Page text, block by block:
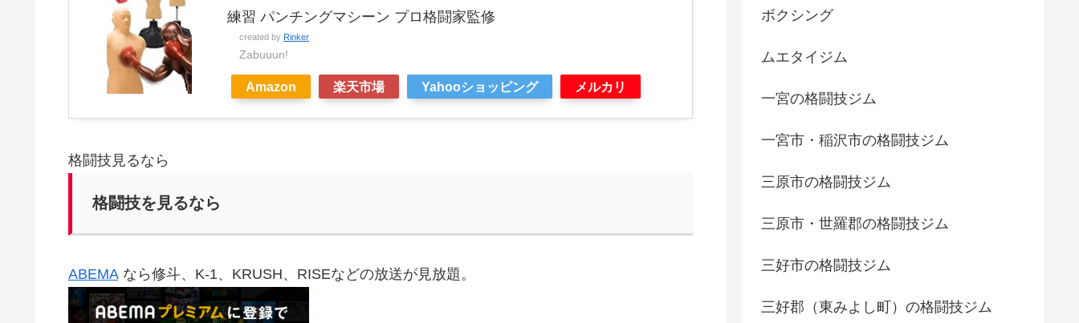
練習 パンチングマシーン プロ格闘家監修
created by Rinker
Zabuuun!
Amazon 楽天市場 Yahooショッピング メルカリ
格闘技見るなら
格闘技を見るなら
ABEMA なら修斗、K-1、KRUSH、RISEなどの放送が見放題。
ボクシング
ムエタイジム
一宮の格闘技ジム
一宮市・稲沢市の格闘技ジム
三原市の格闘技ジム
三原市・世羅郡の格闘技ジム
三好市の格闘技ジム
三好郡（東みよし町）の格闘技ジム